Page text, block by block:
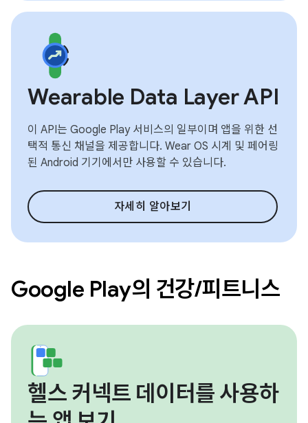
Wearable Data Layer API
이 API는 Google Play 서비스의 일부이며 앱을 위한 선
택적 통신 채널을 제공합니다. Wear OS 시계 및 페어링
된 Android 기기에서만 사용할 수 있습니다.
자세히 알아보기
Google Play의 건강/피트니스
헬스 커넥트 데이터를 사용하